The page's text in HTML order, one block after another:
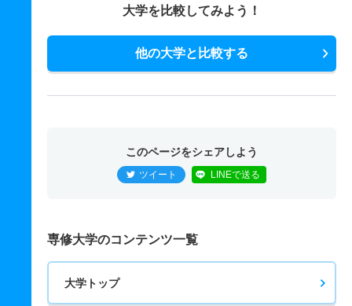
大学を比較してみよう！
他の大学と比較する
このページをシェアしよう
ツイート LINEで送る
専修大学のコンテンツ一覧
大学トップ